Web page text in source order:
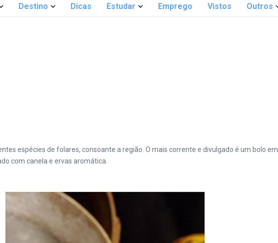
Destino Dicas Estudar Emprego Vistos Outros
espécies de folares, consoante a região. O mais corrente e divulgado é um bolo
com canela e ervas aromática.